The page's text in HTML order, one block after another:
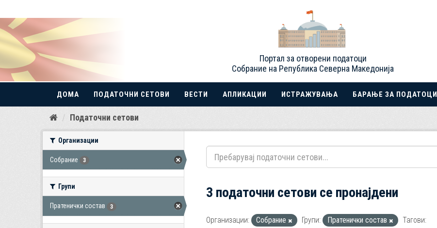
Прескокнете
Портал за отворени податоци
Собрание на Република Северна Македонија
ДОМА ПОДАТОЧНИ СЕТОВИ ВЕСТИ АПЛИКАЦИИ ИСТРАЖУВАЊА БАРАЊЕ ЗА ПОДАТОЦИ
Податочни сетови
Организации
Собрание 3
Групи
Пратенички состав 3
3 податочни сетови се пронајдени
Организации: Собрание Групи: Пратенички состав
Тагови: